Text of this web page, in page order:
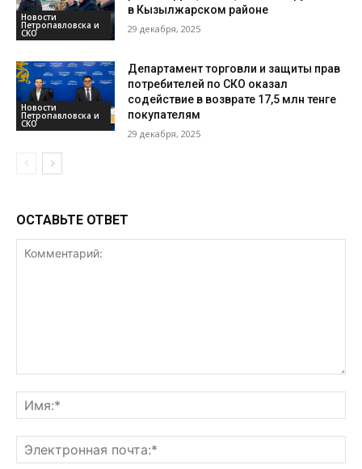
Новости
Петропавловска и
СКО
в Кызылжарском районе
29 декабря, 2025
Новости
Петропавловска и
СКО
Департамент торговли и защиты прав
потребителей по СКО оказал
содействие в возврате 17,5 млн тенге
покупателям
29 декабря, 2025
ОСТАВЬТЕ ОТВЕТ